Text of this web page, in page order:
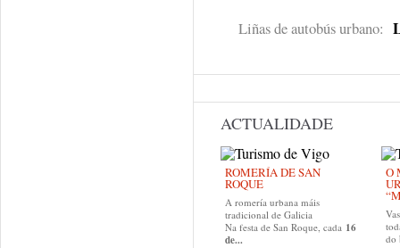
Liñas de autobús urbano:
ACTUALIDADE
ROMERÍA DE SAN
ROQUE
A romería urbana máis
tradicional de Galicia
Na festa de San Roque, cada 16
de...
O
do